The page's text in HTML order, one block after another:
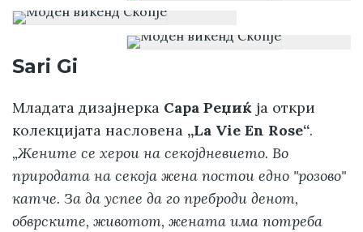
Sari Gi
Младата дизајнерка Сара Реџиќ ја откри
колекцијата насловена „La Vie En Rose“.
„Жените се херои на секојдневието. Во
природата на секоја жена постои едно "розово"
катче. За да успее да го преброди денот,
обврските, животот, жената има потреба